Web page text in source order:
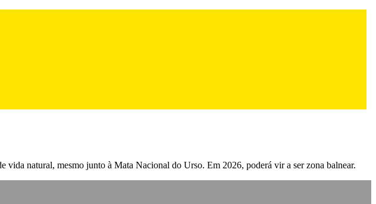
vida natural, mesmo junto à Mata Nacional do Urso. Em 2026, poderá vir a ser zona balnear.